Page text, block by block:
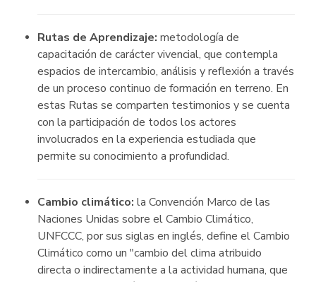
Rutas de Aprendizaje: metodología de
capacitación de carácter vivencial, que contempla
espacios de intercambio, análisis y reflexión a través
de un proceso continuo de formación en terreno. En
estas Rutas se comparten testimonios y se cuenta
con la participación de todos los actores
involucrados en la experiencia estudiada que
permite su conocimiento a profundidad.
Cambio climático: la Convención Marco de las
Naciones Unidas sobre el Cambio Climático,
UNFCCC, por sus siglas en inglés, define el Cambio
Climático como un "cambio del clima atribuido
directa o indirectamente a la actividad humana, que